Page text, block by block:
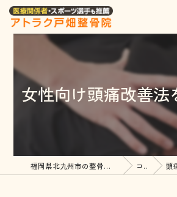
女性向け頭痛改善法
福岡県北九州市の整骨院ならアトラク戸畑整骨院 コラム 頭痛